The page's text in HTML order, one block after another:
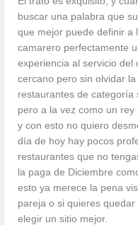
buscar una palabra que
que mejor puede definir a
camarero perfectamente
experiencia al servicio del
cercano pero sin olvidar
restaurantes de categoría
pero a la vez como un
y con esto no quiero
día de hoy hay pocos
restaurantes que no
la paga de Diciembre
esto ya merece la pena
pareja o si quieres
elegir un sitio mejor.